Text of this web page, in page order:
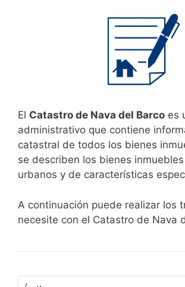
El Catastro de Nava del Barco es
administrativo que contiene
catastral de todos los bienes
se describen los bienes
urbanos y de características
A continuación puede realizar los
necesite con el Catastro de Nava